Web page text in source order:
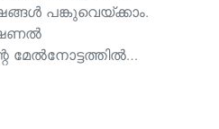
പങ്കുവെയ്ക്കാം.